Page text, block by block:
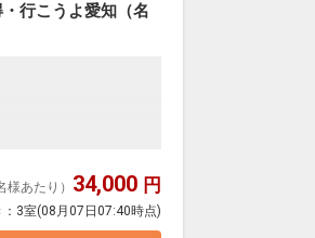
行こうよ愛知（名
お進み下さい。
様あたり） 34,000 円
3室(08月07日07:40時点)